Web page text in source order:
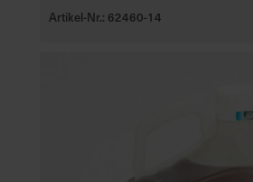
Artikel-Nr.: 62460-14